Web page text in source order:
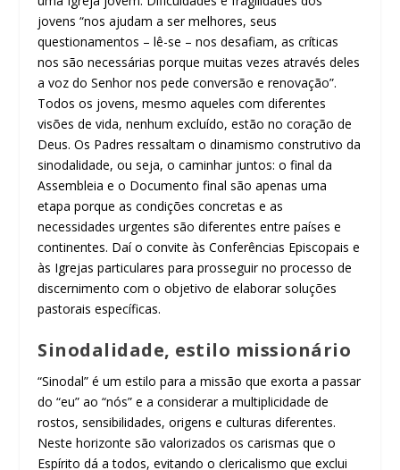
jovens “nos ajudam a ser melhores, seus
questionamentos – lê-se – nos desafiam, as críticas
nos são necessárias porque muitas vezes através deles
a voz do Senhor nos pede conversão e renovação”.
Todos os jovens, mesmo aqueles com diferentes
visões de vida, nenhum excluído, estão no coração de
Deus. Os Padres ressaltam o dinamismo construtivo da
sinodalidade, ou seja, o caminhar juntos: o final da
Assembleia e o Documento final são apenas uma
etapa porque as condições concretas e as
necessidades urgentes são diferentes entre países e
continentes. Daí o convite às Conferências Episcopais e
às Igrejas particulares para prosseguir no processo de
discernimento com o objetivo de elaborar soluções
pastorais específicas.
Sinodalidade, estilo missionário
“Sinodal” é um estilo para a missão que exorta a passar
do “eu” ao “nós” e a considerar a multiplicidade de
rostos, sensibilidades, origens e culturas diferentes.
Neste horizonte são valorizados os carismas que o
Espírito dá a todos, evitando o clericalismo que exclui